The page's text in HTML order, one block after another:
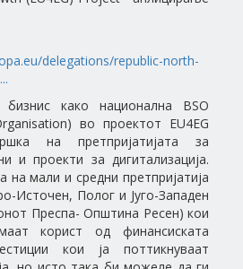
delegations/republic-north-
како национална BSO
во проектот EU4EG
на претпријатијата за
и проекти за дигитализација.
на мали и средни претпријатија
Источен, Полог и Југо-Западен
Преспа- Општина Ресен) кои
корист од финансиската
кои ја поттикнуваат